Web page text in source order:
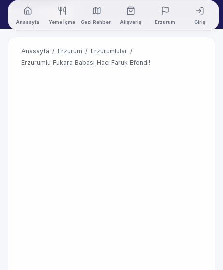
Anasayfa Yeme İçme Gezi Rehberi Alışveriş Erzurum Giriş
Anasayfa / Erzurum / Erzurumlular /
Erzurumlu Fukara Babası Hacı Faruk Efendi!